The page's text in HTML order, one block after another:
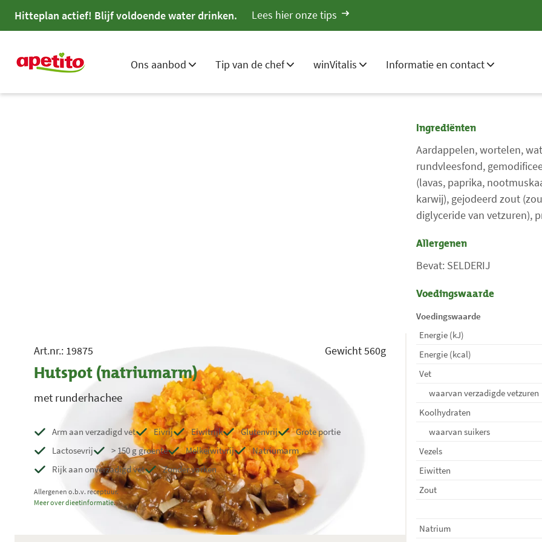
Hitteplan actief! Blijf voldoende water drinken. Lees hier onze tips
Ons aanbod Tip van de chef winVitalis Informatie en contact
Art.nr.: 19875 Gewicht 560g
Hutspot (natriumarm)
met runderhachee
Arm aan verzadigd vet Eivrij Eiwitrijk Glutenvrij
Grote portie
Lactosevrij
> 150 g groente Melkeiwitvrij
Natriumarm
Rijk aan onverzadigd vet
Zonder varken
Allergenen o.b.v. receptuur.
Meer over dieetinformatie.
Ingrediënten
Aardappelen, wortelen,
rundvleesfond,
(lavas, paprika,
karwij), gejodeerd zout
diglyceride van vetzuren),
Allergenen
Bevat: SELDERIJ
Voedingswaarde
Voedingswaarde
Energie (kJ)
Energie (kcal)
Vet
waarvan verzadigde vetzuren
Koolhydraten
waarvan suikers
Vezels
Eiwitten
Zout
Natrium